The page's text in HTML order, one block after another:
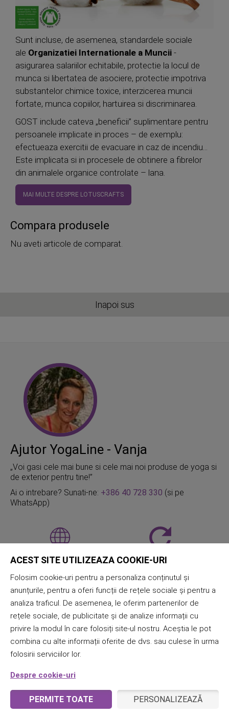
Sunt incluse, de asemenea, standardele sociale
ale Organizatiei Internationale a Muncii -
asigurarea salariilor echitabile, protectie la locul de
munca si libertatea de asociere, protectie impotriva
substantelor chimice toxice, interzicerea muncii
fortate, munca copiilor, hartuirea si discriminarea.
GOST include cateva „beneficii” suplimentare pentru
persoanele implicate in proces – de exemplu:
efectueaza exercitii de evacuare in caz de incendiu...
Este implicata si in procesele de obtinere a fibrelor
din animalele organice controlate – lana.
MAI MULTE DESPRE LOTUSCRAFTS
Compara produsele
Nu aveti articole de comparat.
Inapoi sus
Ajutor YogaLine - Vanja
„Voi gasi cele mai bune si cele mai noi produse de yoga si
de exterior pentru tine!”
Ai o intrebare? Sunati-ne: +386 40 728 330 (si pe
WhatsApp)
Transport gratuit
peste 130€
Peste 10.000
clienti multumiti
98% din produse
in stoc
90% din comenzi
le trimitem in aceeasi zi
Examinare
ACEST SITE UTILIZEAZA COOKIE-URI
Folosim cookie-uri pentru a personaliza conținutul și
anunțurile, pentru a oferi funcții de rețele sociale și pentru a
analiza traficul. De asemenea, le oferim partenerilor de
rețele sociale, de publicitate și de analize informații cu
privire la modul în care folosiți site-ul nostru. Aceștia le pot
combina cu alte informații oferite de dvs. sau culese în urma
folosirii serviciilor lor.
Despre cookie-uri
PERMITE TOATE PERSONALIZEAZĂ